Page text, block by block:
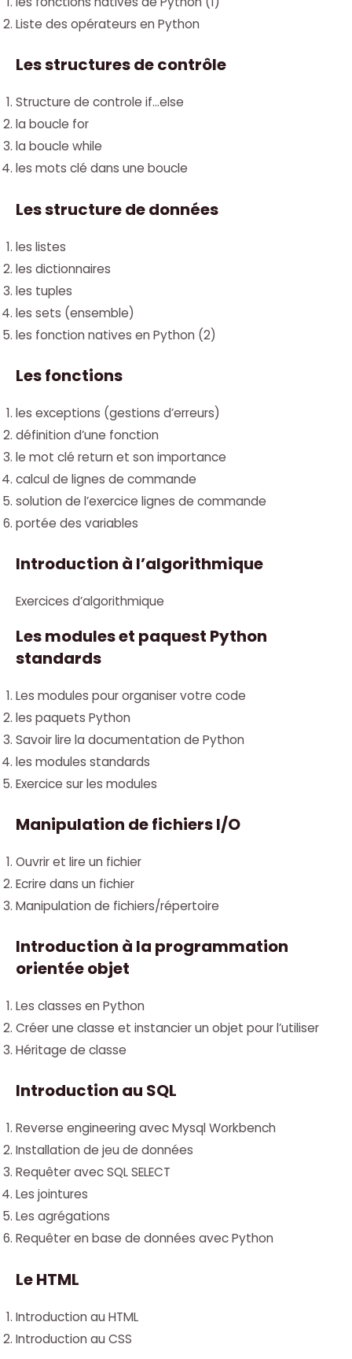
Liste des opérateurs en Python
Les structures de contrôle
Structure de controle if…else
la boucle for
la boucle while
les mots clé dans une boucle
Les structure de données
les listes
les dictionnaires
les tuples
les sets (ensemble)
les fonction natives en Python (2)
Les fonctions
les exceptions (gestions d’erreurs)
définition d’une fonction
le mot clé return et son importance
calcul de lignes de commande
solution de l’exercice lignes de commande
portée des variables
Introduction à l’algorithmique
Exercices d’algorithmique
Les modules et paquest Python
standards
Les modules pour organiser votre code
les paquets Python
Savoir lire la documentation de Python
les modules standards
Exercice sur les modules
Manipulation de fichiers I/O
Ouvrir et lire un fichier
Ecrire dans un fichier
Manipulation de fichiers/répertoire
Introduction à la programmation
orientée objet
Les classes en Python
Créer une classe et instancier un objet pour l’utiliser
Héritage de classe
Introduction au SQL
Reverse engineering avec Mysql Workbench
Installation de jeu de données
Requêter avec SQL SELECT
Les jointures
Les agrégations
Requêter en base de données avec Python
Le HTML
Introduction au HTML
Introduction au CSS